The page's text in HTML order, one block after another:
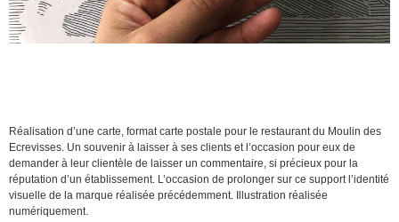
Réalisation d’une carte, format carte postale pour le restaurant du Moulin des
Ecrevisses. Un souvenir à laisser à ses clients et l’occasion pour eux de
demander à leur clientèle de laisser un commentaire, si précieux pour la
réputation d’un établissement. L’occasion de prolonger sur ce support l’identité
visuelle de la marque réalisée précédemment. Illustration réalisée
numériquement.